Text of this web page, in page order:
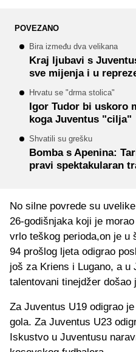
POVEZANO
Bira između dva velikana
Kraj ljubavi s
sve mijenja i u
Hrvatu se "drma stolica"
Igor Tudor bi uskoro
koga Juventus "cilja"
Shvatili su grešku
Bomba s Apenina:
pravi spektakularan
No silne povrede su
26-godišnjaka koji je
vrlo teškog perioda,on je u
94 prošlog ljeta odigrao
još za Kriens i Lugano, a u
talentovani tinejdžer došao
Za Juventus U19 odigrao
gola. Za Juventus U23
Iskustvo u Juventusu